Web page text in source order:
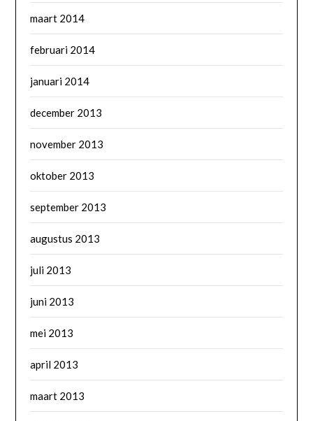
maart 2014
februari 2014
januari 2014
december 2013
november 2013
oktober 2013
september 2013
augustus 2013
juli 2013
juni 2013
mei 2013
april 2013
maart 2013